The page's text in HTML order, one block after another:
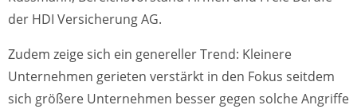
der HDI Versicherung AG.
Zudem zeige sich ein genereller Trend: Kleinere
Unternehmen gerieten verstärkt in den Fokus seitdem
sich größere Unternehmen besser gegen solche Angriffe